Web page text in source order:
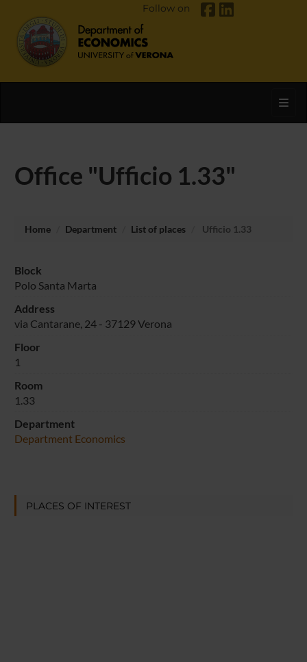
Follow on
Office "Ufficio 1.33"
Home Department List of places Ufficio 1.33
Block
Polo Santa Marta
Address
via Cantarane, 24 - 37129 Verona
Floor
1
Room
1.33
Department
Department Economics
PLACES OF INTEREST